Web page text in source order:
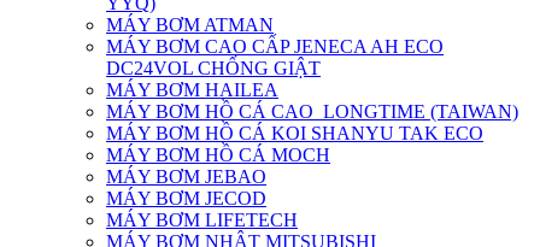
MÁY BƠM ATMAN
MÁY BƠM CAO CẤP JENECA AH ECO
DC24VOL CHỐNG GIẬT
MÁY BƠM HAILEA
MÁY BƠM HỒ CÁ CAO_LONGTIME (TAIWAN)
MÁY BƠM HỒ CÁ KOI SHANYU TAK ECO
MÁY BƠM HỒ CÁ MOCH
MÁY BƠM JEBAO
MÁY BƠM JECOD
MÁY BƠM LIFETECH
MÁY BƠM NHẬT MITSUBISHI